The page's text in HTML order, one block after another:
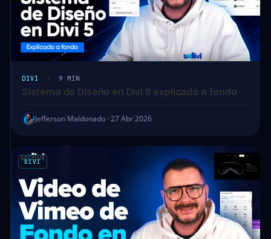
DIVI · 9 MIN
Sistema de Diseño en Divi 5 explicado a fondo
Jefferson Maldonado · 27 Abr 2026
DIVI